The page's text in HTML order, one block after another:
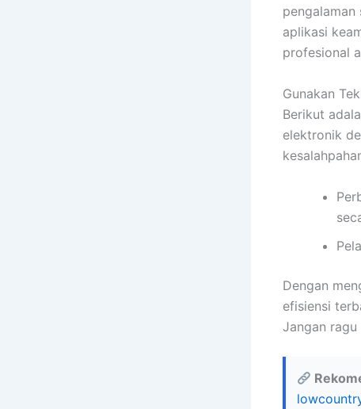
pengalaman
aplikasi
profesional
Gunakan
Berikut
elektronik
Dengan
efisiensi
Jangan